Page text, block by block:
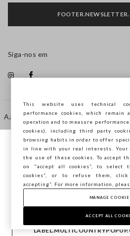
AJUDA
EMPRESA
CONTACTE-NOS
Siga-nos em
Copyright © Ovs
Está a navegar na
deseja guardar a sua
footer.item.country
This website uses technical
performance cookies, which
operation and to measure
cookies), including third party
browsing habits in order to offer
in line with your real interests. Your
the use of these cookies. To accept
on "accept all cookies”, to select
cookies”, or to refuse them,
accepting”. For more information,
MANAGE
ACCEPT ALL